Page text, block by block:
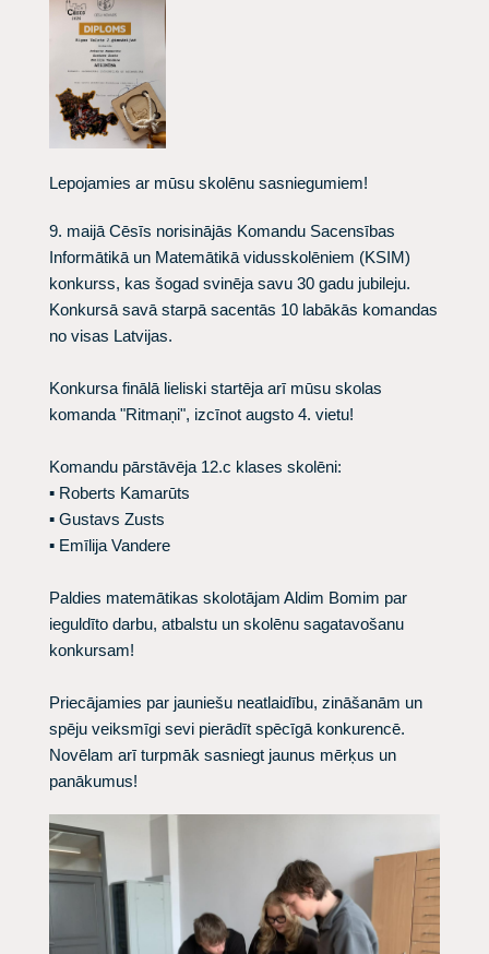
Lepojamies ar mūsu skolēnu sasniegumiem!
9. maijā Cēsīs norisinājās Komandu Sacensības
Informātikā un Matemātikā vidusskolēniem (KSIM)
konkurss, kas šogad svinēja savu 30 gadu jubileju.
Konkursā savā starpā sacentās 10 labākās komandas
no visas Latvijas.
Konkursa finālā lieliski startēja arī mūsu skolas
komanda "Ritmaņi", izcīnot augsto 4. vietu!
Komandu pārstāvēja 12.c klases skolēni:
▪ Roberts Kamarūts
▪ Gustavs Zusts
▪ Emīlija Vandere
Paldies matemātikas skolotājam Aldim Bomim par
ieguldīto darbu, atbalstu un skolēnu sagatavošanu
konkursam!
Priecājamies par jauniešu neatlaidību, zināšanām un
spēju veiksmīgi sevi pierādīt spēcīgā konkurencē.
Novēlam arī turpmāk sasniegt jaunus mērķus un
panākumus!